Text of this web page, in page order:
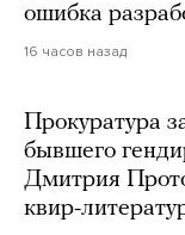
ошибка
16 часов назад
Прокуратура
бывшего
Дмитрия
квир-